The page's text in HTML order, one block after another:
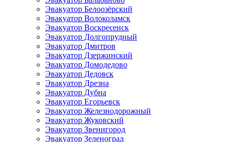
Эвакуатор Белоозёрский
Эвакуатор Волоколамск
Эвакуатор Воскресенск
Эвакуатор Долгопрудный
Эвакуатор Дмитров
Эвакуатор Дзержинский
Эвакуатор Домодедово
Эвакуатор Дедовск
Эвакуатор Дрезна
Эвакуатор Дубна
Эвакуатор Егорьевск
Эвакуатор Железнодорожный
Эвакуатор Жуковский
Эвакуатор Звенигород
Эвакуатор Зеленоград